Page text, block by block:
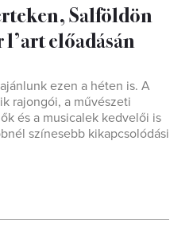
Salföldön
l’art előadásán
ezen a héten is. A
rajongói, a művészeti
és a musicalek kedvelői is
színesebb kikapcsolódási